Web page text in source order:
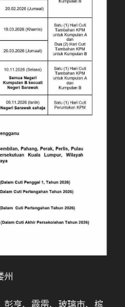
州
彭亨、霹雳、玻璃市、槟